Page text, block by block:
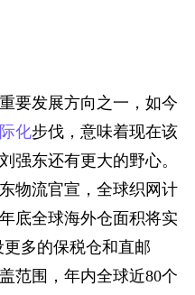
要发展方向之一，如今
化步伐，意味着现在该
强东还有更大的野心。
物流官宣，全球织网计
底全球海外仓面积将实
更多的保税仓和直邮
范围，年内全球近80个